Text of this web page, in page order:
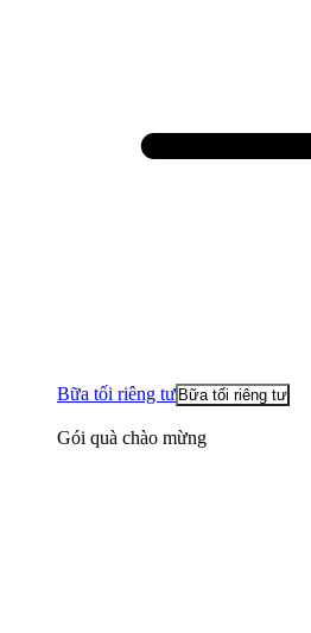
Bữa tối riêng tư Bữa tối riêng tư
Gói quà chào mừng